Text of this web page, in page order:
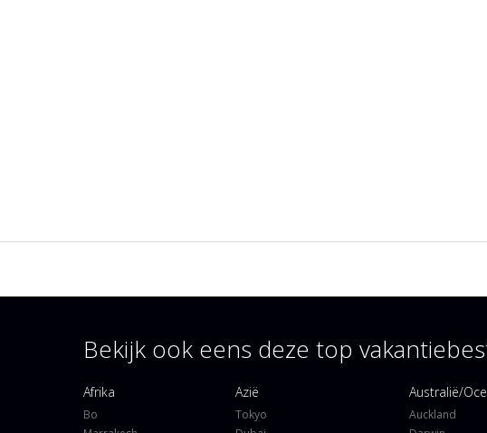
Bekijk ook eens deze top
Afrika
Bo
Azië
Tokyo
Australië/
Auckland